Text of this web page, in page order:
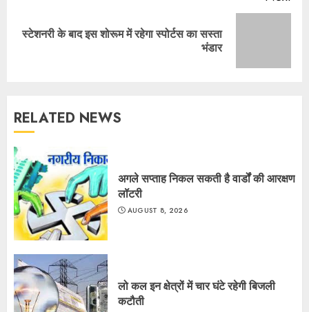
Next
स्टेशनरी के बाद इस शोरूम में रहेगा स्पोर्टस का सस्ता
भंडार
RELATED NEWS
अगले सप्ताह निकल सकती है वार्डों की आरक्षण
लॉटरी
AUGUST 8, 2026
लो कल इन क्षेत्रों में चार घंटे रहेगी बिजली
कटौती